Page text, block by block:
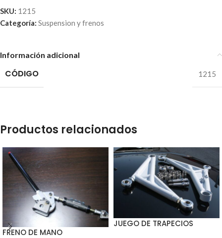
SKU: 1215
Categoría: Suspension y frenos
Información adicional
CÓDIGO 1215
Productos relacionados
FRENO DE MANO
JUEGO DE TRAPECIOS